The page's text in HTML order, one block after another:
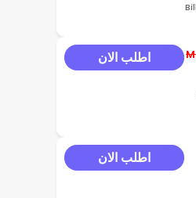
اطلب الان
اطلب الان